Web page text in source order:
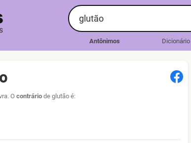
Antônimos Dicionário
O contrário de glutão é: